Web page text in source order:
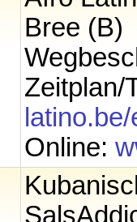
Bree (B)
Zeitplan/
Online: